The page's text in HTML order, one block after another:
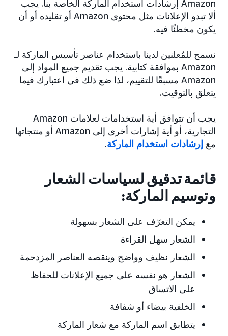
Amazon إرشادات استخدام الماركة الخاصة بنا. يجب
ألا تبدو الإعلانات مثل محتوى Amazon أو تقليده أو أن
يكون مخطئًا فيه.
نسمح للمُعلنين لدينا باستخدام عناصر تأسيس الماركة لـ
Amazon بموافقة كتابية. يجب تقديم جميع المواد إلى
Amazon مسبقًا للتقييم، لذا ضع ذلك في اعتبارك فيما
يتعلق بالتوقيت.
يجب أن تتوافق أية استخدامات لعلامات Amazon
التجارية، أو أية إشارات أخرى إلى Amazon أو منتجاتها
مع إرشادات استخدام الماركة.
قائمة تدقيق لسياسات الشعار
وتوسيم الماركة:
يمكن التعرّف على الشعار بسهولة
الشعار سهل القراءة
الشعار نظيف وواضح وينقصه العناصر المزدحمة
الشعار هو نفسه على جميع الإعلانات للحفاظ
على الاتساق
الخلفية بيضاء أو شفافة
يتطابق اسم الماركة مع شعار الماركة